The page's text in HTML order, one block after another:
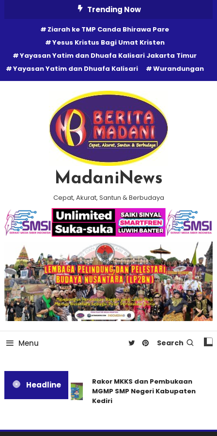
Trending Now
Ziarah ke TMP Canda Bhirawa Pare
Yesus Kristus Bagi Umat Kristen
Yayasan Yatim dan Dhuafa Kalisari Jakarta Timur
Yayasan Yatim dan Dhuafa Kalisari
Wurandungan
MadaniNews
Cepat, Akurat, Santun & Berbudaya
Menu Search
Headline
Rakor MKKS dan Pembukaan
MGMP SMP Negeri Kabupaten
Kediri